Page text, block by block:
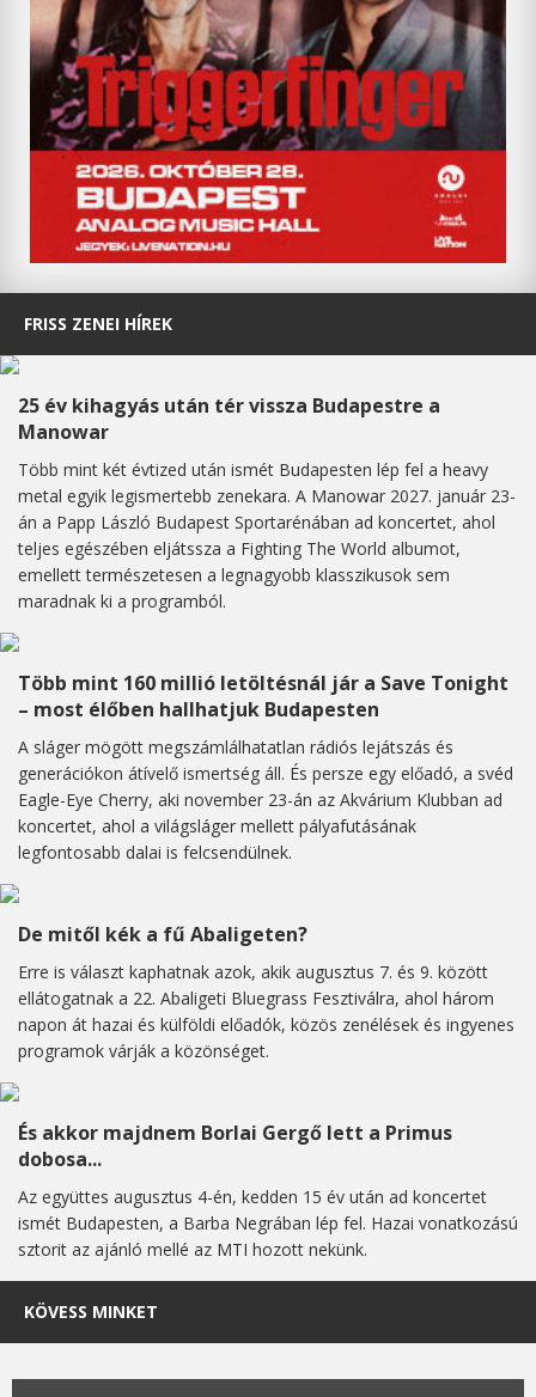
FRISS ZENEI HÍREK
25 év kihagyás után tér vissza Budapestre a
Manowar
Több mint két évtized után ismét Budapesten lép fel a heavy
metal egyik legismertebb zenekara. A Manowar 2027. január 23-
án a Papp László Budapest Sportarénában ad koncertet, ahol
teljes egészében eljátssza a Fighting The World albumot,
emellett természetesen a legnagyobb klasszikusok sem
maradnak ki a programból.
Több mint 160 millió letöltésnál jár a Save Tonight
– most élőben hallhatjuk Budapesten
A sláger mögött megszámlálhatatlan rádiós lejátszás és
generációkon átívelő ismertség áll. És persze egy előadó, a svéd
Eagle-Eye Cherry, aki november 23-án az Akvárium Klubban ad
koncertet, ahol a világsláger mellett pályafutásának
legfontosabb dalai is felcsendülnek.
De mitől kék a fű Abaligeten?
Erre is választ kaphatnak azok, akik augusztus 7. és 9. között
ellátogatnak a 22. Abaligeti Bluegrass Fesztiválra, ahol három
napon át hazai és külföldi előadók, közös zenélések és ingyenes
programok várják a közönséget.
És akkor majdnem Borlai Gergő lett a Primus
dobosa...
Az együttes augusztus 4-én, kedden 15 év után ad koncertet
ismét Budapesten, a Barba Negrában lép fel. Hazai vonatkozású
sztorit az ajánló mellé az MTI hozott nekünk.
KÖVESS MINKET